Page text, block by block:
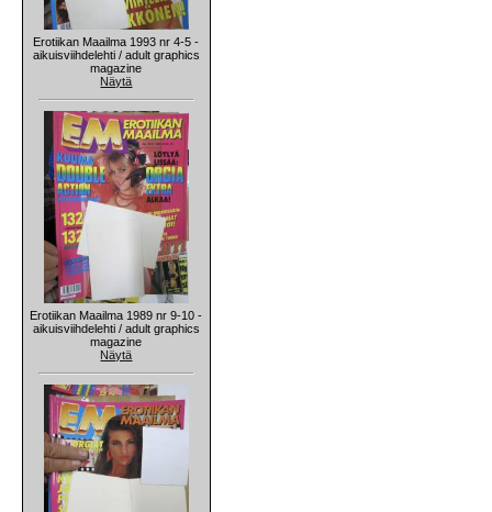
Erotiikan Maailma 1993 nr 4-5 -
aikuisviihdelehti / adult graphics
magazine
Näytä
Erotiikan Maailma 1989 nr 9-10 -
aikuisviihdelehti / adult graphics
magazine
Näytä